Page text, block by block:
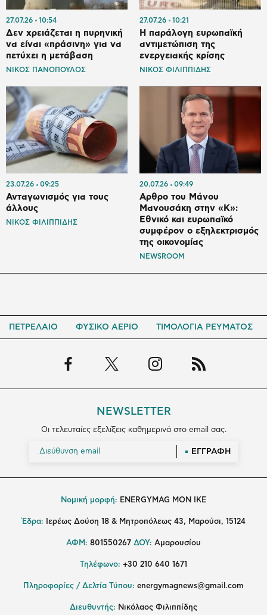
27.07.26 10:54
Δεν χρειάζεται η πυρηνική
να είναι «πράσινη» για να
πετύχει η μετάβαση
ΝΙΚΟΣ ΠΑΝΟΠΟΥΛΟΣ
27.07.26 10:21
Η παράλογη ευρωπαϊκή
αντιμετώπιση της
ενεργειακής κρίσης
ΝΙΚΟΣ ΦΙΛΙΠΠΙΔΗΣ
23.07.26 09:25
Ανταγωνισμός για τους
άλλους
ΝΙΚΟΣ ΦΙΛΙΠΠΙΔΗΣ
20.07.26 09:49
Αρθρο του Μάνου
Μανουσάκη στην «Κ»:
Εθνικό και ευρωπαϊκό
συμφέρον ο εξηλεκτρισμός
της οικονομίας
NEWSROOM
ΠΕΤΡΕΛΑΙΟ ΦΥΣΙΚΟ ΑΕΡΙΟ ΤΙΜΟΛΟΓΙΑ ΡΕΥΜΑΤΟΣ
NEWSLETTER
Οι τελευταίες εξελίξεις καθημερινά στο email σας.
ΕΓΓΡΑΦΗ
Νομική μορφή: ENERGYMAG MON IKE
Έδρα: Ιερέως Δούση 18 & Μητροπόλεως 43, Μαρούσι, 15124
ΑΦΜ: 801550267 ΔΟΥ: Αμαρουσίου
Τηλέφωνο: +30 210 640 1671
Πληροφορίες / Δελτία Τύπου: energymagnews@gmail.com
Διευθυντής: Νικόλαος Φιλιππίδης